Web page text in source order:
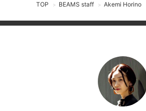
TOP > BEAMS staff > Akemi Horino